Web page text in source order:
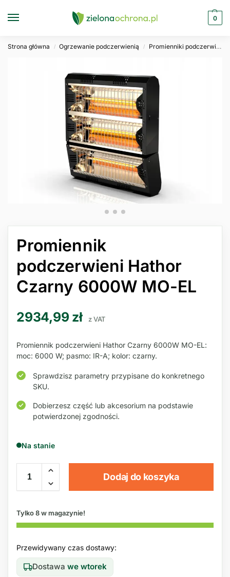
0
Strona główna / Ogrzewanie podczerwienią / Promienniki podczerwieni
Promiennik
podczerwieni Hathor
Czarny 6000W MO-EL
2934,99 zł z VAT
Promiennik podczerwieni Hathor Czarny 6000W MO-EL:
moc: 6000 W; pasmo: IR-A; kolor: czarny.
Sprawdzisz parametry przypisane do konkretnego
SKU.
Dobierzesz część lub akcesorium na podstawie
potwierdzonej zgodności.
Na stanie
Dodaj do koszyka
Tylko 8 w magazynie!
Przewidywany czas dostawy:
Dostawa we wtorek